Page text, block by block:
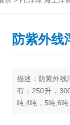
防紫外线
描述：防紫外线
有：250升，
吨,4吨，5吨,6